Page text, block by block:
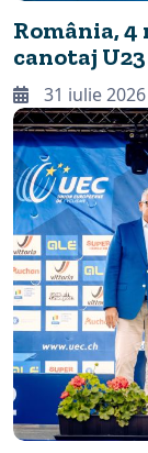
România,
canotaj
31 iulie 2026